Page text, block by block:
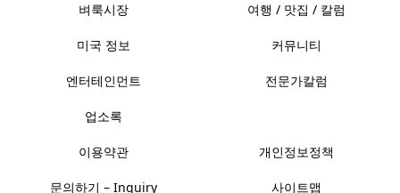
벼룩시장 여행 / 맛집 / 칼럼
미국 정보 커뮤니티
엔터테인먼트 전문가칼럼
업소록
이용약관 개인정보정책
문의하기 – Inquiry 사이트맵